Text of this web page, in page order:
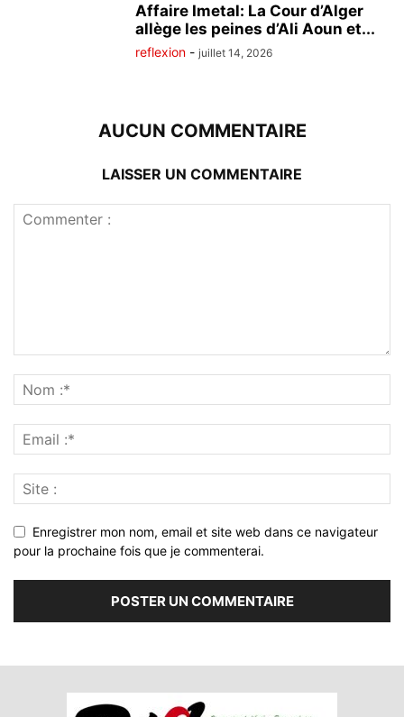
Affaire Imetal: La Cour d’Alger
allège les peines d’Ali Aoun et...
reflexion - juillet 14, 2026
AUCUN COMMENTAIRE
LAISSER UN COMMENTAIRE
Enregistrer mon nom, email et site web dans ce navigateur
pour la prochaine fois que je commenterai.